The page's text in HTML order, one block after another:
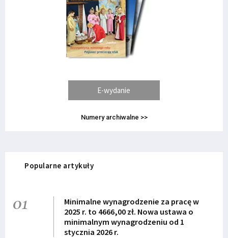
E-wydanie
Numery archiwalne >>
Popularne artykuły
01
Minimalne wynagrodzenie za pracę w
2025 r. to 4666,00 zł. Nowa ustawa o
minimalnym wynagrodzeniu od 1
stycznia 2026 r.